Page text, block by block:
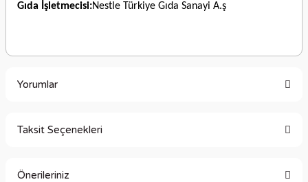
Gıda İşletmecisi:Nestle Türkiye Gıda Sanayi A.ş
Yorumlar
Taksit Seçenekleri
Önerileriniz